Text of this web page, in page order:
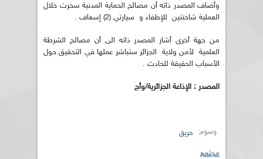
وأضاف المصدر ذاته أن مصالح الحماية المدنية سخرت خلال
العملية شاحنتين للإطفاء و سيارتي (2) إسعاف .
من جهة أخرى أشار المصدر ذاته الى أن مصالح الشرطة
العلمية لأمن ولاية الجزائر ستباشر عملها في التحقيق حول
الأسباب الحقيقة للحادث .
المصدر : الإذاعة الجزائرية/وأج
وسوم: حريق
مجتمع